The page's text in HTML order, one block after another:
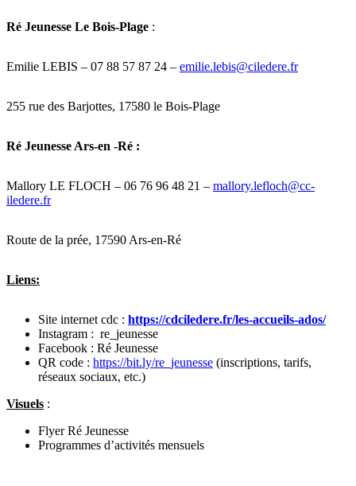
Ré Jeunesse Le Bois-Plage :
Emilie LEBIS – 07 88 57 87 24 – emilie.lebis@ciledere.fr
255 rue des Barjottes, 17580 le Bois-Plage
Ré Jeunesse Ars-en -Ré :
Mallory LE FLOCH – 06 76 96 48 21 – mallory.lefloch@cc-
iledere.fr
Route de la prée, 17590 Ars-en-Ré
Liens:
Site internet cdc : https://cdciledere.fr/les-accueils-ados/
Instagram : re_jeunesse
Facebook : Ré Jeunesse
QR code : https://bit.ly/re_jeunesse (inscriptions, tarifs,
réseaux sociaux, etc.)
Visuels :
Flyer Ré Jeunesse
Programmes d’activités mensuels